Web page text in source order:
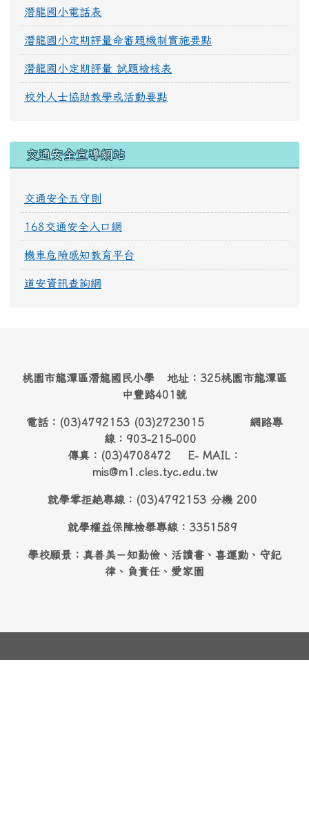
潛龍國小電話表
潛龍國小定期評量命審題機制實施要點
潛龍國小定期評量 試題檢核表
校外人士協助教學或活動要點
交通安全宣導網站
交通安全五守則
168交通安全入口網
機車危險感知教育平台
道安資訊查詢網
桃園市龍潭區潛龍國民小學 地址：325桃園市龍潭區
中豐路401號
電話：(03)4792153 (03)2723015 網路專
線：903-215-000
傳真：(03)4708472 E- MAIL：
mis@m1.cles.tyc.edu.tw
就學零拒絶專線：(03)4792153 分機 200
就學權益保障檢舉專線：3351589
學校願景：真善美－知勤儉、活讀書、喜運動、守紀
律、負責任、愛家園